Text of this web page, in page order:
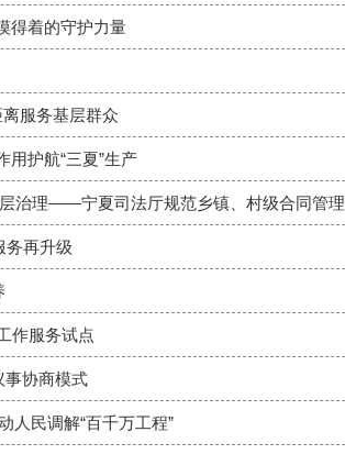
得着的守护力量
服务基层群众
用护航“三夏”生产
治理——宁夏司法厅规范乡镇、村级合同管理
务再升级
作服务试点
事协商模式
人民调解“百千万工程”